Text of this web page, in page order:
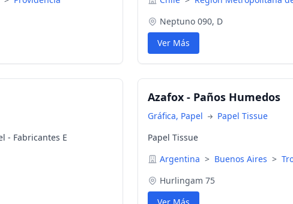
Neptuno 090, D
Ver Más
- Fabricantes E
Azafox - Paños Humedos
Gráfica, Papel
Papel Tissue
Papel Tissue
Argentina > Buenos Aires >
Hurlingam 75